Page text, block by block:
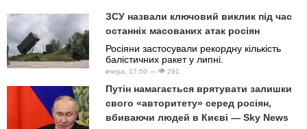
ЗСУ назвали ключовий виклик під час
останніх масованих атак росіян
Росіяни застосували рекордну кількість
балістичних ракет у липні.
вчера, 17:50 — 291
Путін намагається врятувати залишки
свого «авторитету» серед росіян,
вбиваючи людей в Києві — Sky News